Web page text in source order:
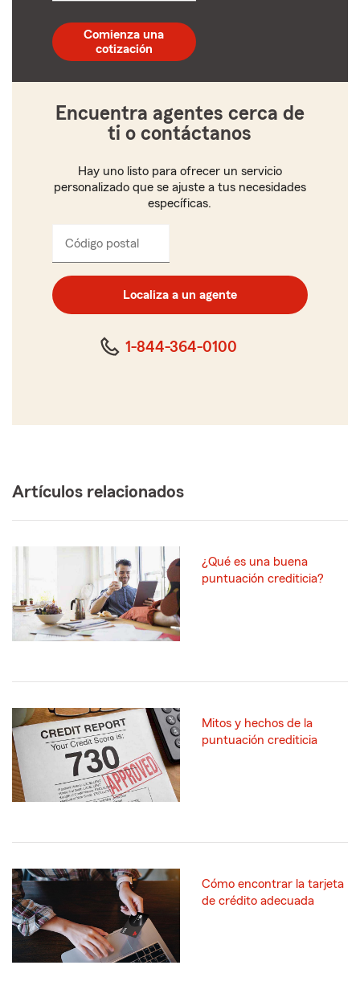
postal
de
5
Comienza una
cotización
Encuentra agentes cerca de
ti o contáctanos
Hay uno listo para ofrecer un servicio
personalizado que se ajuste a tus necesidades
específicas.
Código postal
código
postal
de
cinco
Localiza a un agente
1-844-364-0100
Artículos relacionados
¿Qué es una buena
puntuación crediticia?
Mitos y hechos de la
puntuación crediticia
Cómo encontrar la tarjeta
de crédito adecuada